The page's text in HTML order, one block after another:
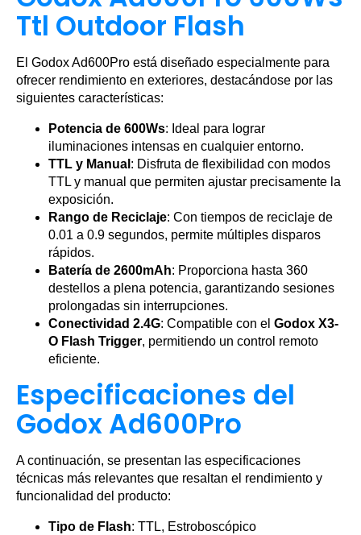
Ttl Outdoor Flash
El Godox Ad600Pro está diseñado especialmente para
ofrecer rendimiento en exteriores, destacándose por las
siguientes características:
Potencia de 600Ws: Ideal para lograr
iluminaciones intensas en cualquier entorno.
TTL y Manual : Disfruta de flexibilidad con modos
TTL y manual que permiten ajustar precisamente la
exposición.
Rango de Reciclaje: Con tiempos de reciclaje de
0.01 a 0.9 segundos, permite múltiples disparos
rápidos.
Batería de 2600mAh: Proporciona hasta 360
destellos a plena potencia, garantizando sesiones
prolongadas sin interrupciones.
Conectividad 2.4G: Compatible con el Godox X3-
O Flash Trigger, permitiendo un control remoto
eficiente.
Especificaciones del
Godox Ad600Pro
A continuación, se presentan las especificaciones
técnicas más relevantes que resaltan el rendimiento y
funcionalidad del producto:
Tipo de Flash: TTL, Estroboscópico